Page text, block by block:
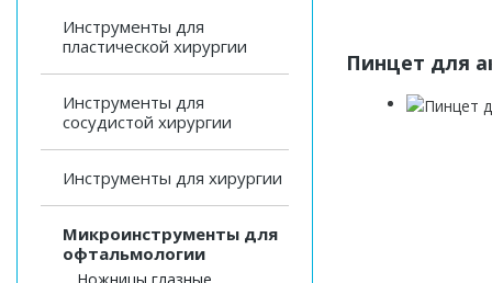
Инструменты для
пластической хирургии
Инструменты для
сосудистой хирургии
Инструменты для хирургии
Микроинструменты для
офтальмологии
Пинцет для